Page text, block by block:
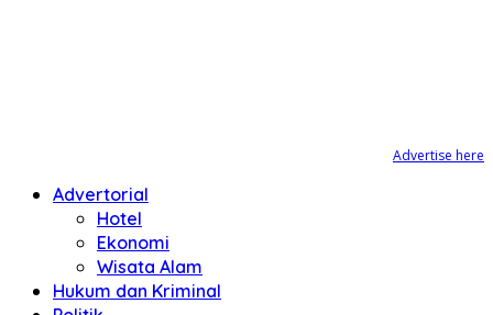
Advertise here
Advertorial
Hotel
Ekonomi
Wisata Alam
Hukum dan Kriminal